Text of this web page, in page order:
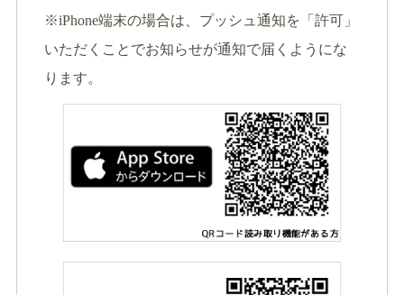
※iPhone端末の場合は、プッシュ通知を「許可」
いただくことでお知らせが通知で届くようにな
ります。